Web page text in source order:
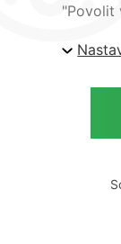
"Povolit